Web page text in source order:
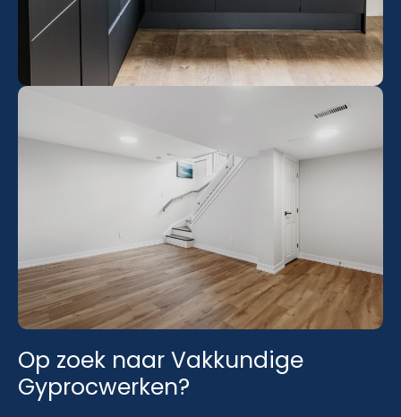
Op zoek naar Vakkundige
Gyprocwerken?